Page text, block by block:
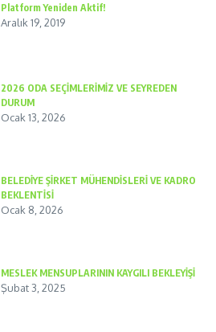
Platform Yeniden Aktif!
Aralık 19, 2019
2026 ODA SEÇİMLERİMİZ VE SEYREDEN
DURUM
Ocak 13, 2026
BELEDİYE ŞİRKET MÜHENDİSLERİ VE KADRO
BEKLENTİSİ
Ocak 8, 2026
MESLEK MENSUPLARININ KAYGILI BEKLEYİŞİ
Şubat 3, 2025